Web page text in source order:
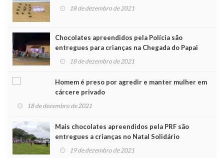
18 de dezembro de 2021
Chocolates apreendidos pela Polícia são
entregues para crianças na Chegada do Papai
Noel 18 de dezembro de 2021
Homem é preso por agredir e manter mulher em
cárcere privado
18 de dezembro de 2021
Mais chocolates apreendidos pela PRF são
entregues a crianças no Natal Solidário
19 de dezembro de 2021